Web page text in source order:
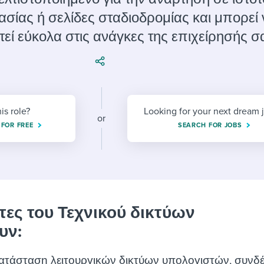
employee experiencesWorkable customer stories
ή σελίδες σταδιοδρομίας και μπορεί
εύκολα στις ανάγκες της επιχείρησής
role?
FREE
or
Looking for your next dream
SEARCH FOR JOBS
του Τεχνικού δικτύων
λειτουργικών δικτύων υπολογιστών,